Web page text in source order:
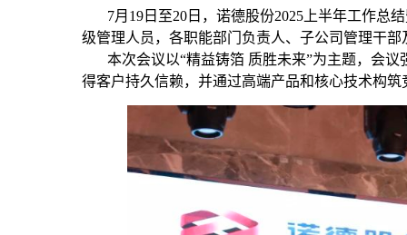
7月19日至20日，诺德股份2025上半年工作总
级管理人员，各职能部门负责人、子公司管理干
本次会议以“精益铸箔 质胜未来”为主题，会议
得客户持久信赖，并通过高端产品和核心技术构